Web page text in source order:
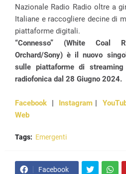
Nazionale Radio Radio oltre a
Italiane e raccogliere decine di
piattaforme digitali.
“Connesso” (White Coal
Orchard/Sony) è il nuovo
sulle piattaforme di
radiofonica dal 28 Giugno 2024.
Facebook | Instagram |
Web
Tags: Emergenti
Facebook